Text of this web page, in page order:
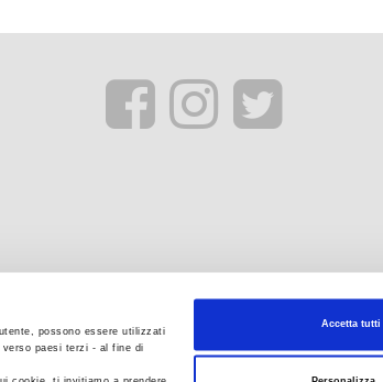
possono essere utilizzati
paesi terzi - al fine di
Accetta tutti